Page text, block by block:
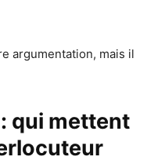
argumentation, mais il
qui mettent